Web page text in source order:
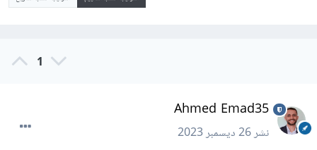
1
Ahmed Emad35
نشر26 ديسمبر 2023